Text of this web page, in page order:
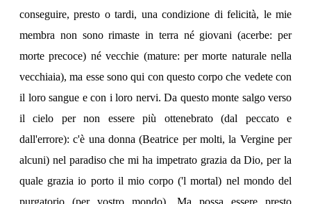
conseguire, presto o tardi, una condizione di felicità, le mie
membra non sono rimaste in terra né giovani (acerbe: per
morte precoce) né vecchie (mature: per morte naturale nella
vecchiaia), ma esse sono qui con questo corpo che vedete con
il loro sangue e con i loro nervi. Da questo monte salgo verso
il cielo per non essere più ottenebrato (dal peccato e
dall'errore): c'è una donna (Beatrice per molti, la Vergine per
alcuni) nel paradiso che mi ha impetrato grazia da Dio, per la
quale grazia io porto il mio corpo ('l mortal) nel mondo del
purgatorio (per vostro mondo). Ma possa essere presto